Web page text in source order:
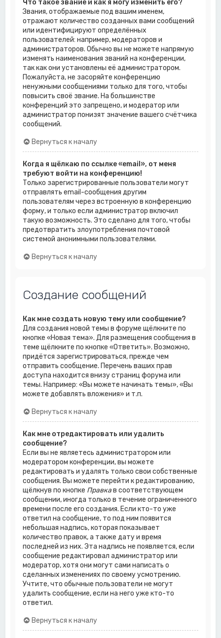
Что такое звание и как я могу изменить его?
Звания, отображаемые под вашим именем,
отражают количество созданных вами сообщений
или идентифицируют определённых
пользователей: например, модераторов и
администраторов. Обычно вы не можете напрямую
изменять наименования званий на конференции,
так как они установлены её администратором.
Пожалуйста, не засоряйте конференцию
ненужными сообщениями только для того, чтобы
повысить своё звание. На большинстве
конференций это запрещено, и модератор или
администратор понизят значение вашего счётчика
сообщений.
Вернуться к началу
Когда я щёлкаю по ссылке «email», от меня
требуют войти на конференцию!
Только зарегистрированные пользователи могут
отправлять email-сообщения другим
пользователям через встроенную в конференцию
форму, и только если администратор включил
такую возможность. Это сделано для того, чтобы
предотвратить злоупотребления почтовой
системой анонимными пользователями.
Вернуться к началу
Создание сообщений
Как мне создать новую тему или сообщение?
Для создания новой темы в форуме щёлкните по
кнопке «Новая тема». Для размещения сообщения в
теме щёлкните по кнопке «Ответить». Возможно,
придётся зарегистрироваться, прежде чем
отправить сообщение. Перечень ваших прав
доступа находится внизу страниц форума или
темы. Например: «Вы можете начинать темы», «Вы
можете добавлять вложения» и т.п.
Вернуться к началу
Как мне отредактировать или удалить
сообщение?
Если вы не являетесь администратором или
модератором конференции, вы можете
редактировать и удалять только свои собственные
сообщения. Вы можете перейти к редактированию,
щёлкнув по кнопке Правкав соответствующем
сообщении, иногда только в течение ограниченного
времени после его создания. Если кто-то уже
ответил на сообщение, то под ним появится
небольшая надпись, которая показывает
количество правок, а также дату и время
последней из них. Эта надпись не появляется, если
сообщение редактировал администратор или
модератор, хотя они могут сами написать о
сделанных изменениях по своему усмотрению.
Учтите, что обычные пользователи не могут
удалить сообщение, если на него уже кто-то
ответил.
Вернуться к началу